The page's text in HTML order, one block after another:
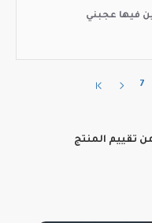
فيها عجبني
7
تقييم المنتج